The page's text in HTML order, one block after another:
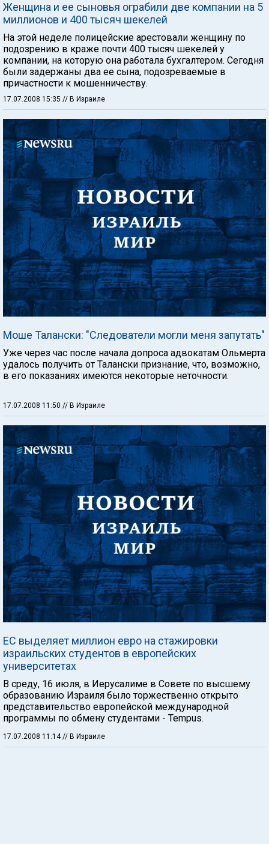
Женщина и ее сыновья ограбили две компании на 5
миллионов и 400 тысяч шекелей
На этой неделе полицейские арестовали женщину по
подозрению в краже почти 400 тысяч шекелей у
компании, на которую она работала бухгалтером. Сегодня
были задержаны два ее сына, подозреваемые в
причастности к мошенничеству.
17.07.2008 15:35 // В Израиле
Моше Талански: "Следователи могли меня запутать"
Уже через час после начала допроса адвокатам Ольмерта
удалось получить от Талански признание, что, возможно,
в его показаниях имеются некоторые неточности.
17.07.2008 11:50 // В Израиле
ЕС выделяет миллион евро на стажировки
израильских студентов в европейских
университетах
В среду, 16 июля, в Иерусалиме в Совете по высшему
образованию Израиля было торжественно открыто
представительство европейской международной
программы по обмену студентами - Tempus.
17.07.2008 11:14// В Израиле